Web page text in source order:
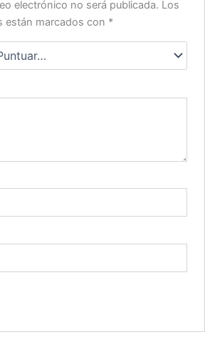
electrónico no será publicada. Los
están marcados con *